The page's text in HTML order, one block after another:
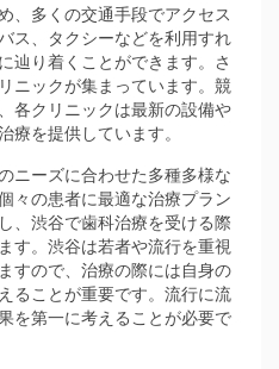
、多くの交通手段でアクセス
ス、タクシーなどを利用すれ
辿り着くことができます。さ
ニックが集まっています。競
各クリニックは最新の設備や
療を提供しています。
ニーズに合わせた多種多様な
々の患者に最適な治療プラン
、渋谷で歯科治療を受ける際
す。渋谷は若者や流行を重視
すので、治療の際には自身の
ることが重要です。流行に流
を第一に考えることが必要で